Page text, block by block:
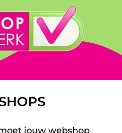
jouw webshop